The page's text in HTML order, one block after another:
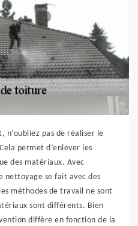
pas de réaliser le
permet d’enlever les
des matériaux. Avec
nettoyage se fait avec des
méthodes de travail ne sont
sont différents. Bien
diffère en fonction de la